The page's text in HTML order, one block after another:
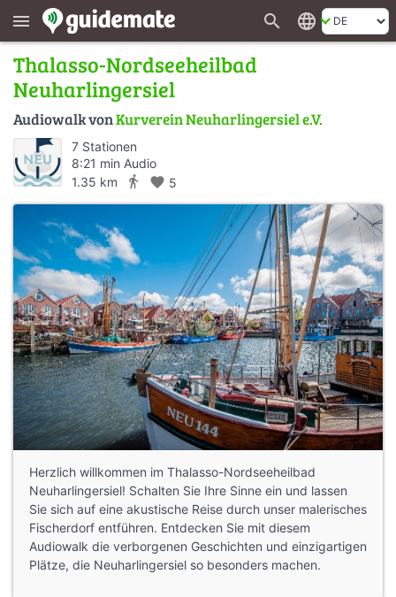
menu search language
Thalasso-Nordseeheilbad
Neuharlingersiel
Audiowalk vonKurverein Neuharlingersiel e.V.
7 Stationen
8:21 min Audio
1.35 km
directions_walk favorite 5
Herzlich willkommen im Thalasso-Nordseeheilbad
Neuharlingersiel! Schalten Sie Ihre Sinne ein und lassen
Sie sich auf eine akustische Reise durch unser malerisches
Fischerdorf entführen. Entdecken Sie mit diesem
Audiowalk die verborgenen Geschichten und einzigartigen
Plätze, die Neuharlingersiel so besonders machen.